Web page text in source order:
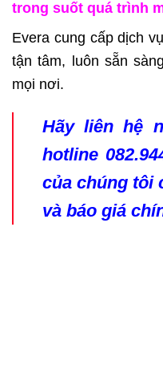
trong suốt quá trình
Evera cung cấp dịch
tận tâm, luôn sẵn
mọi nơi.
Hãy liên hệ
hotline
của chúng tôi
và báo giá